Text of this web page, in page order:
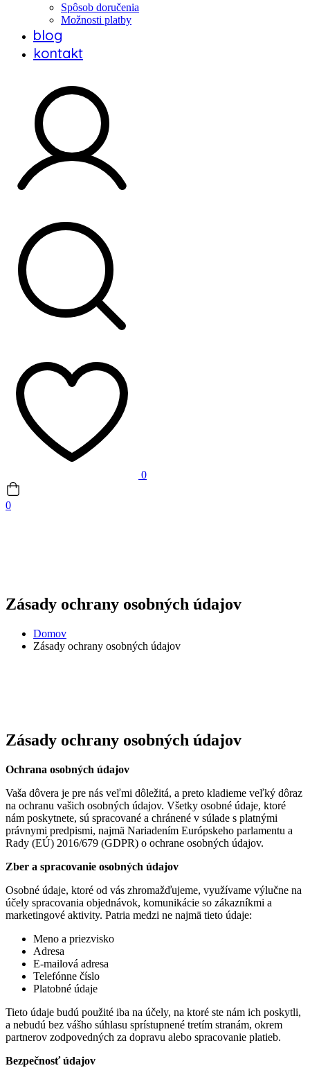
Spôsob doručenia
Možnosti platby
blog
kontakt
0
0
Zásady ochrany osobných údajov
Domov
Zásady ochrany osobných údajov
Zásady ochrany osobných údajov
Ochrana osobných údajov
Vaša dôvera je pre nás veľmi dôležitá, a preto kladieme veľký dôraz
na ochranu vašich osobných údajov. Všetky osobné údaje, ktoré
nám poskytnete, sú spracované a chránené v súlade s platnými
právnymi predpismi, najmä Nariadením Európskeho parlamentu a
Rady (EÚ) 2016/679 (GDPR) o ochrane osobných údajov.
Zber a spracovanie osobných údajov
Osobné údaje, ktoré od vás zhromažďujeme, využívame výlučne na
účely spracovania objednávok, komunikácie so zákazníkmi a
marketingové aktivity. Patria medzi ne najmä tieto údaje:
Meno a priezvisko
Adresa
E-mailová adresa
Telefónne číslo
Platobné údaje
Tieto údaje budú použité iba na účely, na ktoré ste nám ich poskytli,
a nebudú bez vášho súhlasu sprístupnené tretím stranám, okrem
partnerov zodpovedných za dopravu alebo spracovanie platieb.
Bezpečnosť údajov